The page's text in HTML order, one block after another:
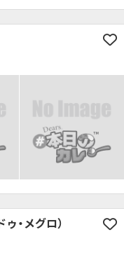
・メグロ）